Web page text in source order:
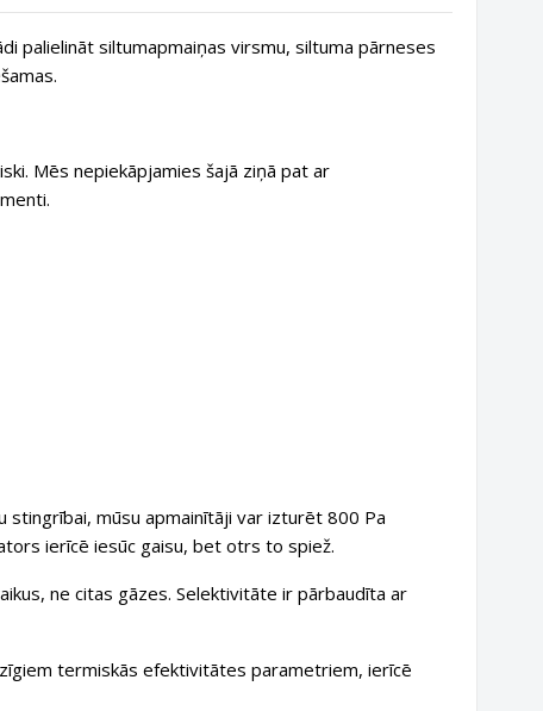
palielināt siltumapmaiņas virsmu, siltuma pārneses
Mēs nepiekāpjamies šajā ziņā pat ar
mūsu apmainītāji var izturēt 800 Pa
ierīcē iesūc gaisu, bet otrs to spiež.
ne citas gāzes. Selektivitāte ir pārbaudīta ar
termiskās efektivitātes parametriem, ierīcē